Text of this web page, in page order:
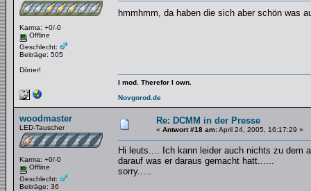
Karma: +0/-0
Offline
Geschlecht:
Beiträge: 505
Döner!
hmmhmm, da haben die sich aber schön was
I mod. Therefor I own.
Novgorod.de
woodmaster
LED-Tauscher
Karma: +0/-0
Offline
Geschlecht:
Beiträge: 36
Re: DCMM in der Presse
« Antwort #18 am:April 24, 2005, 16:17:29 »
Hi leuts.... Ich kann leider auch nichts zu dem
darauf was er daraus gemacht hatt......
sorry.....